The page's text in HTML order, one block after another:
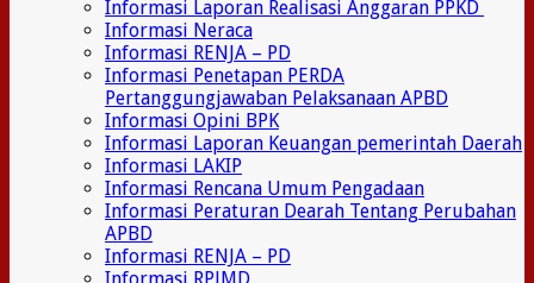
Informasi Laporan Realisasi Anggaran PPKD
Informasi Neraca
Informasi RENJA – PD
Informasi Penetapan PERDA
Pertanggungjawaban Pelaksanaan APBD
Informasi Opini BPK
Informasi Laporan Keuangan pemerintah Daerah
Informasi LAKIP
Informasi Rencana Umum Pengadaan
Informasi Peraturan Dearah Tentang Perubahan
APBD
Informasi RENJA – PD